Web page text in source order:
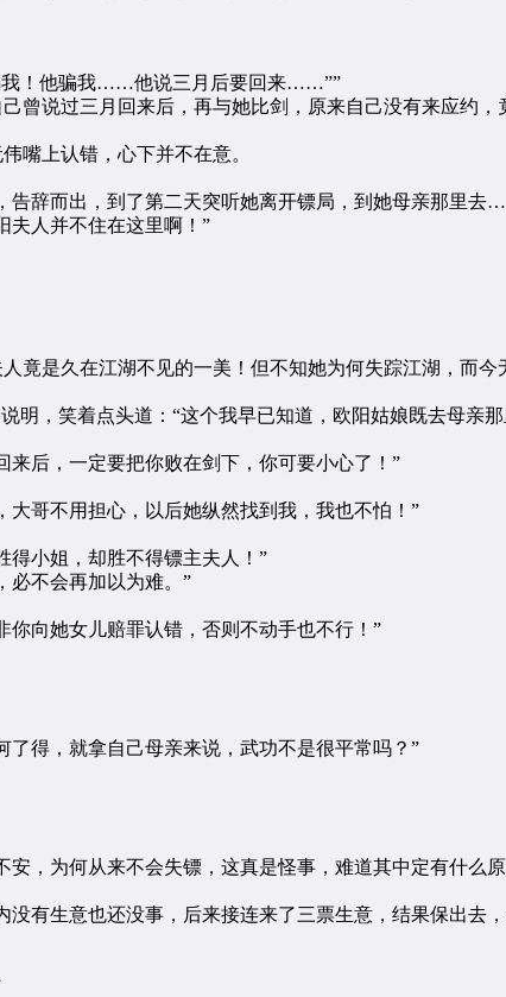
！他骗我……他说三月后要回来……””
说过三月回来后，再与她比剑，原来自己没有来应约，
上认错，心下并不在意。
辞而出，到了第二天突听她离开镖局，到她母亲那里去
人并不住在这里啊！”
是久在江湖不见的一美！但不知她为何失踪江湖，而今
，笑着点头道：“这个我早已知道，欧阳姑娘既去母亲那
后，一定要把你败在剑下，你可要小心了！”
哥不用担心，以后她纵然找到我，我也不怕！”
小姐，却胜不得镖主夫人！”
不会再加以为难。”
向她女儿赔罪认错，否则不动手也不行！”
得，就拿自己母亲来说，武功不是很平常吗？”
，为何从来不会失镖，这真是怪事，难道其中定有什么
有生意也还没事，后来接连来了三票生意，结果保出去